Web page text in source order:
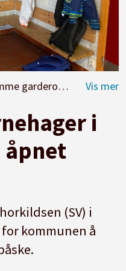
forblir stengt etter påske.
i
åpnet
(SV) i
kommunen å